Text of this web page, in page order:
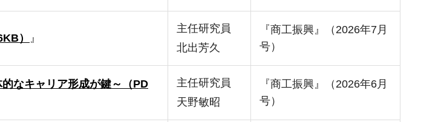
） 』
主任研究員
北出芳久
『商工振興』（2026年7月
号）
なキャリア形成が鍵～（PD
主任研究員
天野敏昭
『商工振興』（2026年6月
号）